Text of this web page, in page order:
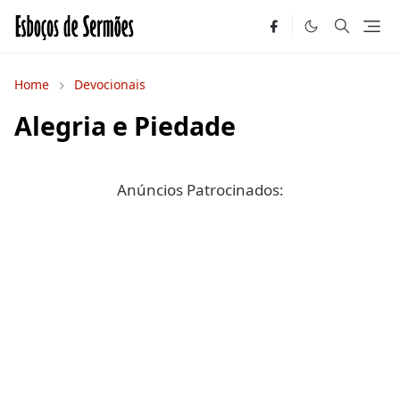
Home Devocionais
Alegria e Piedade
Anúncios Patrocinados: